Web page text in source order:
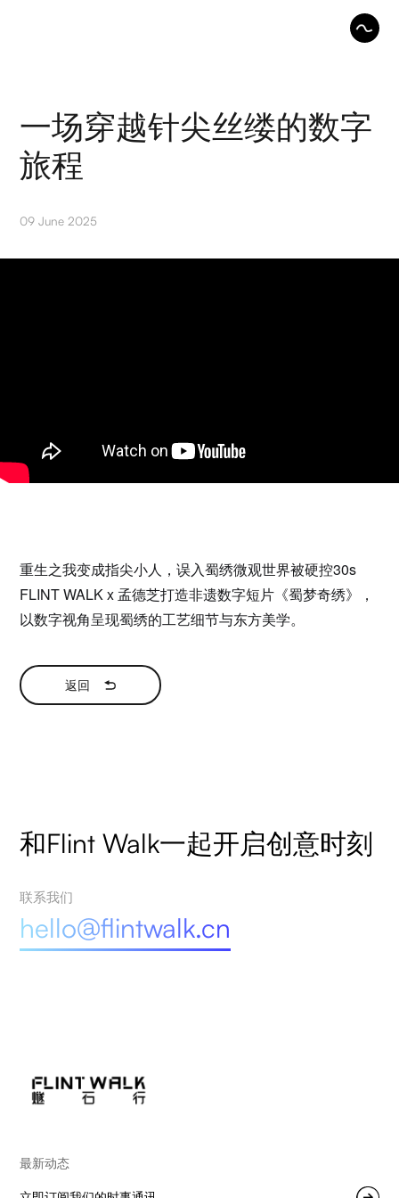
一场穿越针尖丝缕的数字
旅程
09 June 2025
重生之我变成指尖小人，误入蜀绣微观世界被硬控30s
FLINT WALK x 孟德芝打造非遗数字短片《蜀梦奇绣》，
以数字视角呈现蜀绣的工艺细节与东方美学。
返回
和Flint Walk一起开启创意时刻
联系我们
hello@flintwalk.cn
最新动态